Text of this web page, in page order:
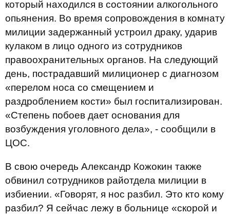
который находился в состоянии алкогольного
опьянения. Во время сопровождения в комнату
милиции задержанный устроил драку, ударив
кулаком в лицо одного из сотрудников
правоохранительных органов. На следующий
день, пострадавший милиционер с диагнозом
«перелом носа со смещением и
раздроблением кости» был госпитализирован.
«Степень побоев дает основания для
возбуждения уголовного дела», - сообщили в
ЦОС.
В свою очередь Александр Кожокин также
обвинил сотрудников райотдела милиции в
избиении. «Говорят, я нос разбил. Это кто кому
разбил? Я сейчас лежу в больнице «скорой и